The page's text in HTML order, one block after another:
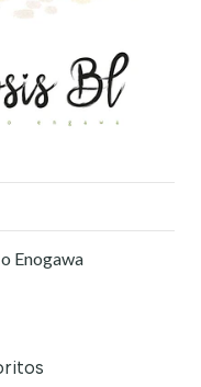
Enogawa